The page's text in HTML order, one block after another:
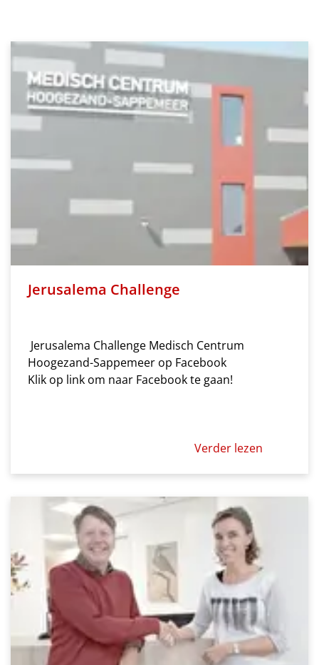
Jerusalema Challenge
Jerusalema Challenge Medisch Centrum
Hoogezand-Sappemeer op Facebook
Klik op link om naar Facebook te gaan!
Verder lezen